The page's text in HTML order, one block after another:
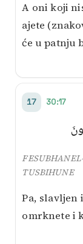
A oni koji
ajete
će u patnju
17 30:17
TUSBIHUNE
Pa, slavljen
omrknete i